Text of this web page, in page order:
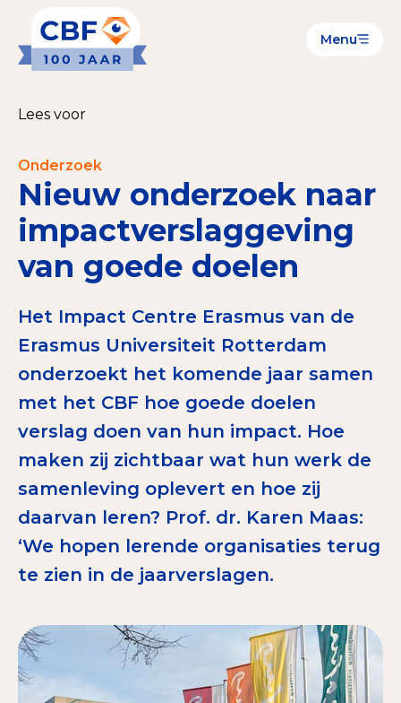
Menu
Goede Doelen
CBF-Erkenning aanvragen
Tarieven CBF-Erkenning
Publiek
Check het CBF-keurmerk van een goed doel
Download de Geef Gerust Checklist
Tips bij doneren: zo geef je veilig
Data & Onderzoek
Betrouwbare data over goede doelen
CBF-publicaties
State of the Sector
Contact & Signalen
Lees voor
Onderzoek
Nieuw onderzoek naar
impactverslaggeving
van goede doelen
Het Impact Centre Erasmus van de
Erasmus Universiteit Rotterdam
onderzoekt het komende jaar samen
met het CBF hoe goede doelen
verslag doen van hun impact. Hoe
maken zij zichtbaar wat hun werk de
samenleving oplevert en hoe zij
daarvan leren? Prof. dr. Karen Maas:
‘We hopen lerende organisaties terug
te zien in de jaarverslagen.